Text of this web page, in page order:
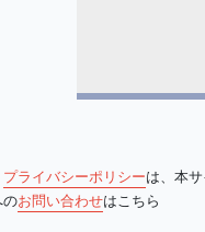
プライバシーポリシーは、本
のお問い合わせはこちら